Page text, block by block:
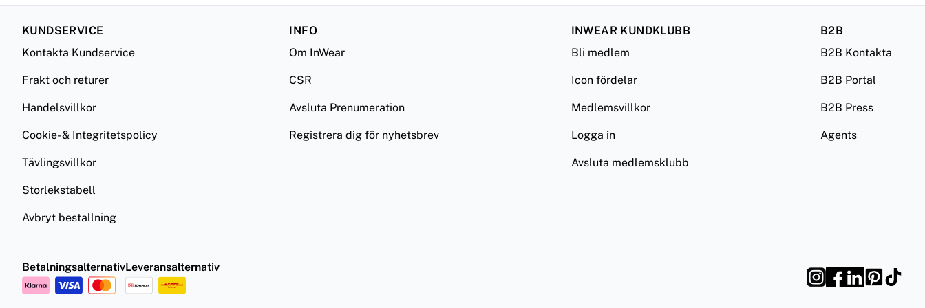
KUNDSERVICE
Kontakta Kundservice
Frakt och returer
Handelsvillkor
Cookie- & Integritetspolicy
Tävlingsvillkor
Storlekstabell
Avbryt bestallning
INFO
Om InWear
CSR
Avsluta Prenumeration
Registrera dig för nyhetsbrev
INWEAR KUNDKLUBB
Bli medlem
Icon fördelar
Medlemsvillkor
Logga in
Avsluta medlemsklubb
B2B
B2B Kontakta
B2B Portal
B2B Press
Agents
BetalningsalternativLeveransalternativ